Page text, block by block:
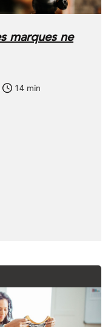
marques ne
14 min